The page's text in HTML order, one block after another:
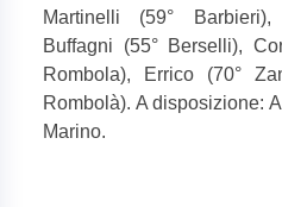
Martinelli (59°
Buffagni (55° Berselli),
Rombola), Errico (70°
Rombolà). A disposizione:
Marino.